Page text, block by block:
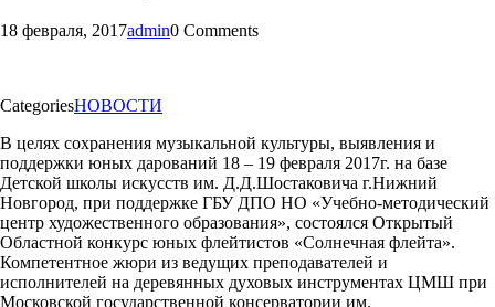
18 февраля, 2017admin0 Comments
CategoriesНОВОСТИ
В целях сохранения музыкальной культуры, выявления и
поддержки юных дарований 18 – 19 февраля 2017г. на базе
Детской школы искусств им. Д.Д.Шостаковича г.Нижний
Новгород, при поддержке ГБУ ДПО НО «Учебно-методический
центр художественного образования», состоялся Открытый
Областной конкурс юных флейтистов «Солнечная флейта».
Компетентное жюри из ведущих преподавателей и
исполнителей на деревянных духовых инструментах ЦМШ при
Московской государственной консерватории им.